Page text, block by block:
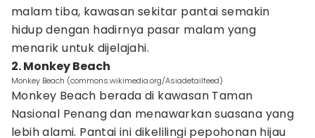
malam tiba, kawasan sekitar pantai semakin
hidup dengan hadirnya pasar malam yang
menarik untuk dijelajahi.
2. Monkey Beach
Monkey Beach (commons.wikimedia.org/Asiadetailfeed)
Monkey Beach berada di kawasan Taman
Nasional Penang dan menawarkan suasana yang
lebih alami. Pantai ini dikelilingi pepohonan hijau